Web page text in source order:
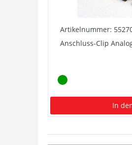
Artikelnummer:
Anschluss-Clip
In